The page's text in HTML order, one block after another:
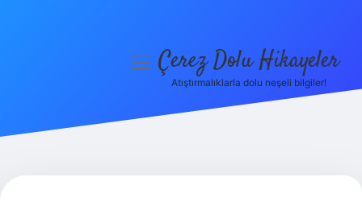
menüyüÇerez Dolu Hikayeler
Atıştırmalıklarla dolu neşeli bilgiler!